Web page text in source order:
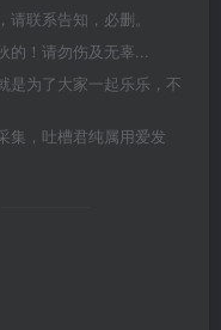
联系告知，必删。
的！请勿伤及无辜...
是为了大家一起乐乐，不
集，吐槽君纯属用爱发